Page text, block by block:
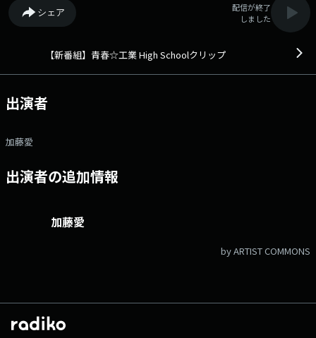
シェア
配信が終了
しました
【新番組】青春☆工業 High Schoolクリップ
出演者
加藤愛
出演者の追加情報
加藤愛
by ARTIST COMMONS